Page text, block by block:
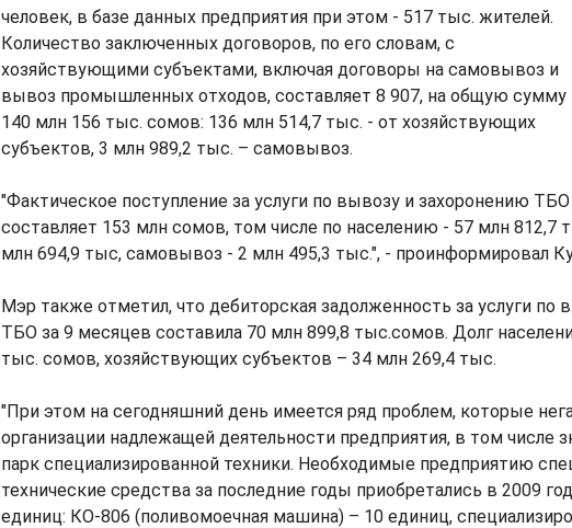
человек, в базе данных предприятия при этом - 517 тыс. жителей.
Количество заключенных договоров, по его словам, с
хозяйствующими субъектами, включая договоры на самовывоз и
вывоз промышленных отходов, составляет 8 907, на общую сумму
140 млн 156 тыс. сомов: 136 млн 514,7 тыс. - от хозяйствующих
субъектов, 3 млн 989,2 тыс. – самовывоз.
"Фактическое поступление за услуги по вывозу и захоронению
составляет 153 млн сомов, том числе по населению - 57 млн 812,7
млн 694,9 тыс, самовывоз - 2 млн 495,3 тыс.", - проинформировал
Мэр также отметил, что дебиторская задолженность за услуги по
ТБО за 9 месяцев составила 70 млн 899,8 тыс.сомов. Долг
тыс. сомов, хозяйствующих субъектов – 34 млн 269,4 тыс.
"При этом на сегодняшний день имеется ряд проблем, которые
организации надлежащей деятельности предприятия, в том числе
парк специализированной техники. Необходимые предприятию
технические средства за последние годы приобретались в 2009
единиц: КО-806 (поливомоечная машина) – 10 единиц,